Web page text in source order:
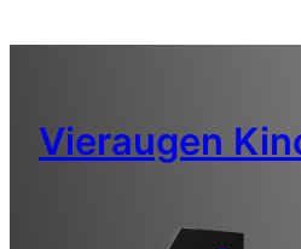
Vieraugen